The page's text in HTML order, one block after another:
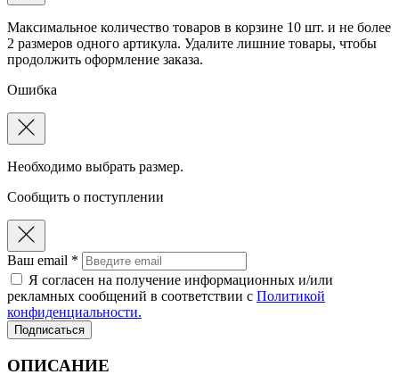
Максимальное количество товаров в корзине 10 шт. и не более
2 размеров одного артикула. Удалите лишние товары, чтобы
продолжить оформление заказа.
Ошибка
Необходимо выбрать размер.
Сообщить о поступлении
Ваш email *
Я согласен на получение информационных и/или
рекламных сообщений в соответствии с Политикой
конфиденциальности.
Подписаться
ОПИСАНИЕ